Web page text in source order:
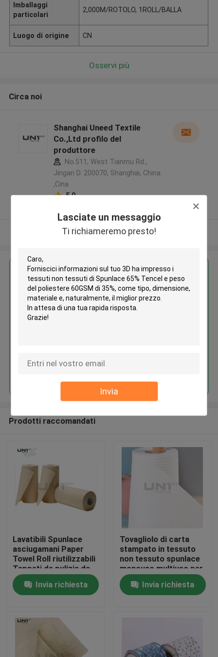
Lasciate un messaggio
Ti richiameremo presto!
Invia
Casa.
Prodotti
Su di noi
Imballaggi
particolari
2,000M/ROTOLO, 1ROLL/BALLA
Luogo di origine CN
Osservi più
Circa noi
Shanghai Uneed Textile
Co.,Ltd profilo del
produttore
No.511, West Tianmu Rd.,
Jingan D. 200070, Shanghai, China
,Cina
5.0
Osservi più
Ottieni il miglior prezzo per
3D ha impresso i tessuti non
tessuti di Spunlace 65% Tencel
Prodotti raccomandati
Lavatibili Spunlace
asciugamani Paper
Towel Roll riutilizzabili
Tappeti da pulizia da
cucina 130gm
Invia richiesta
Tovagliolo di carta
stampato in tessuto
non tessuto spunlace
monouso multiuso per
cucina
Invia richiesta